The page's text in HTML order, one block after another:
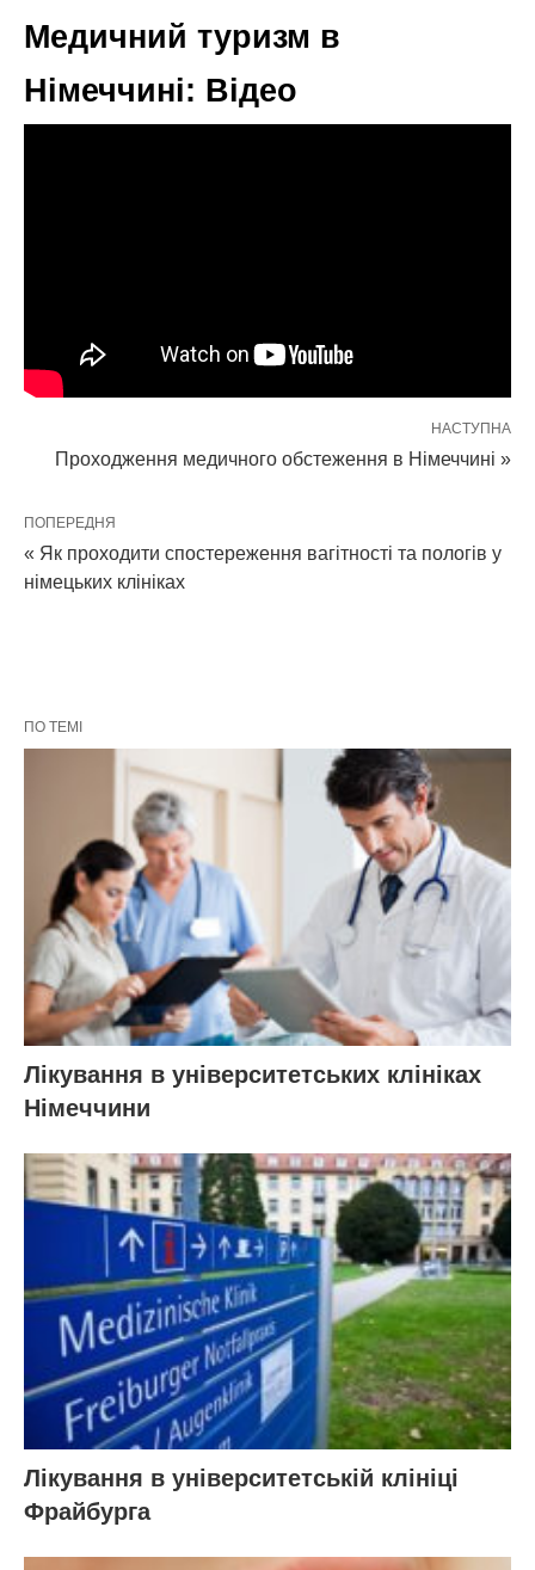
Медичний туризм в
Німеччині: Відео
НАСТУПНА
Проходження медичного обстеження в Німеччині »
ПОПЕРЕДНЯ
« Як проходити спостереження вагітності та пологів у
німецьких клініках
ПО ТЕМІ
Лікування в університетських клініках
Німеччини
Лікування в університетській клініці
Фрайбурга